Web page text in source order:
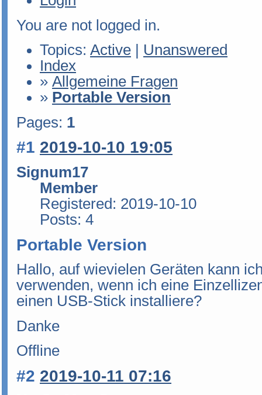
You are not logged in.
Topics: Active
Unanswered
Index
» Allgemeine Fragen
» Portable Version
Pages: 1
#1 2019-10-10 19:05
Signum17
Member
Registered: 2019-10-10
Posts: 4
Portable Version
Hallo, auf wievielen Geräten kann
verwenden, wenn ich eine
einen USB-Stick installiere?
Danke
Offline
#2 2019-10-11 07:16